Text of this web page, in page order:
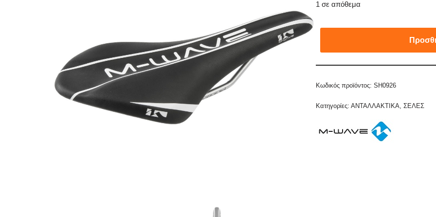
1 σε απόθεμα
Κωδικός προϊόντος:SH0926
Κατηγορίες:ΑΝΤΑΛΛΑΚΤΙΚΑ,ΣΕΛΕΣ